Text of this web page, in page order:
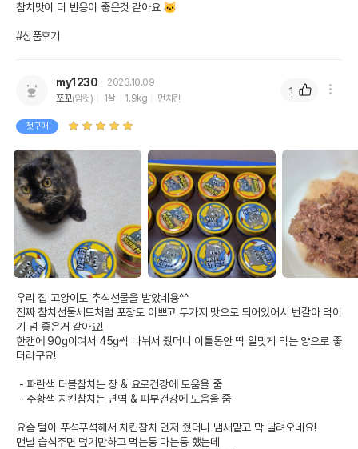
참치맛이 더 반응이 좋은것 같아요 🐱
#상품후기
my1230
2023.10.09
쪼꼬(암컷) 1살 1.9kg 먼치킨
첫구매
우리 집 고양이도 추석선물을 받았네용^^
진짜 참치선물세트처럼 포장도 이쁘고 두가지 맛으로 되어있어서 번갈아 먹이
기 넘 좋은거 같아요!
한캔에 90g이여서 45g씩 나눠서 줬더니 이틀동안 딱 알맞게 먹는 양으로 좋
더라구요!
요즘 털이 푸석푸석해서 치킨참치 먼저 줬더니 냄새맡고 막 달려오네요!
맨날 습식주면 덮기만하고 먹는둥 마는둥 했는데
1